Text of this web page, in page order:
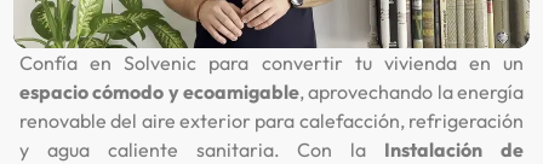
Confía en Solvenic para convertir tu vivienda en un
espacio cómodo y ecoamigable, aprovechando la energía
renovable del aire exterior para calefacción, refrigeración
y agua caliente sanitaria. Con la Instalación de